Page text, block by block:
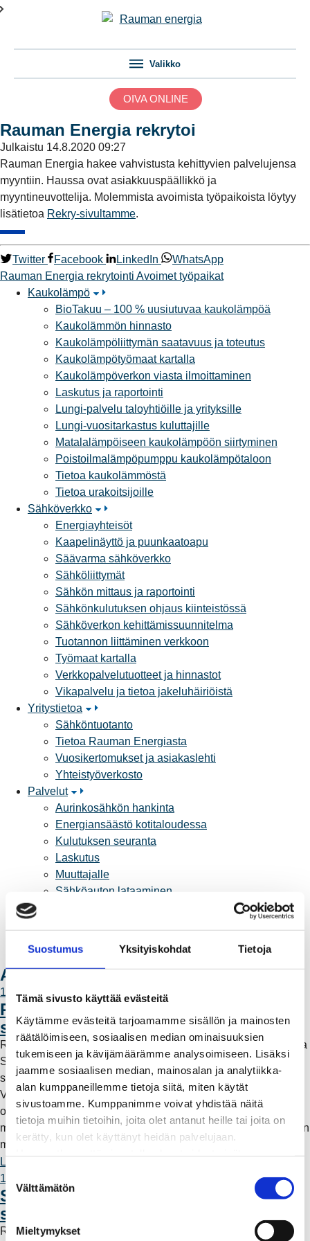
Suostumus Yksityiskohdat Tietoja
Tämä sivusto käyttää evästeitä
Käytämme evästeitä tarjoamamme sisällön ja mainosten
räätälöimiseen, sosiaalisen median ominaisuuksien
tukemiseen ja kävijämäärämme analysoimiseen. Lisäksi
jaamme sosiaalisen median, mainosalan ja analytiikka-
alan kumppaneillemme tietoja siitä, miten käytät
sivustoamme. Kumppanimme voivat yhdistää näitä
tietoja muihin tietoihin, joita olet antanut heille tai joita on
kerätty, kun olet käyttänyt heidän palvelujaan.
u
o
s
Välttämätön
Mieltymykset
Valikko
OIVA ONLINE
Rauman Energia rekrytoi
Julkaistu 14.8.2020 09:27
Rauman Energia hakee vahvistusta kehittyvien palvelujensa
myyntiin. Haussa ovat asiakkuuspäällikkö ja
myyntineuvottelija. Molemmista avoimista työpaikoista löytyy
lisätietoa Rekry-sivultamme.
Twitter Facebook LinkedIn
WhatsApp
Rauman Energia rekrytointi Avoimet työpaikat
Kaukolämpö
BioTakuu – 100 % uusiutuvaa kaukolämpöä
Kaukolämmön hinnasto
Kaukolämpöliittymän saatavuus ja toteutus
Kaukolämpötyömaat kartalla
Kaukolämpöverkon viasta ilmoittaminen
Laskutus ja raportointi
Lungi-palvelu taloyhtiöille ja yrityksille
Lungi-vuositarkastus kuluttajille
Matalalämpöiseen kaukolämpöön siirtyminen
Poistoilmalämpöpumppu kaukolämpötaloon
Tietoa kaukolämmöstä
Tietoa urakoitsijoille
Sähköverkko
Energiayhteisöt
Kaapelinäyttö ja puunkaatoapu
Säävarma sähköverkko
Sähköliittymät
Sähkön mittaus ja raportointi
Sähkönkulutuksen ohjaus kiinteistössä
Sähköverkon kehittämissuunnitelma
Tuotannon liittäminen verkkoon
Työmaat kartalla
Verkkopalvelutuotteet ja hinnastot
Vikapalvelu ja tietoa jakeluhäiriöistä
Yritystietoa
Sähköntuotanto
Tietoa Rauman Energiasta
Vuosikertomukset ja asiakaslehti
Yhteistyöverkosto
Palvelut
Aurinkosähkön hankinta
Energiansäästö kotitaloudessa
Kulutuksen seuranta
Laskutus
Muuttajalle
Sähköauton lataaminen
Ajankohtaista
11.6.2026 12:00
Rauman Energia vahvistaa rooliaan
sähköntuotannossa
Rauman Energia on ostanut lisää osuuksia sähköntuotannosta
Suomessa ja Pohjoismaissa, kun Kokemäen Sähkö Oy myi
sähköntuotanto-osuutensa Rauman Energia Oy:lle.
Vappuaattona toteutunut kauppa parantaa yhtiön
omavaraisuutta ja lisää päästötöntä sähköntuotantoa. Mutta
mitä tämä tarkoittaa käytännössä – ja miksi sähköntuotantoa on
myös kaukana Raumalta?
Lue lisää
11.6.2026 12:00
Säävarma sähköverkko rakentuu
saaristoon
Rauman Energia on vahvistanut saariston sähköverkkoa